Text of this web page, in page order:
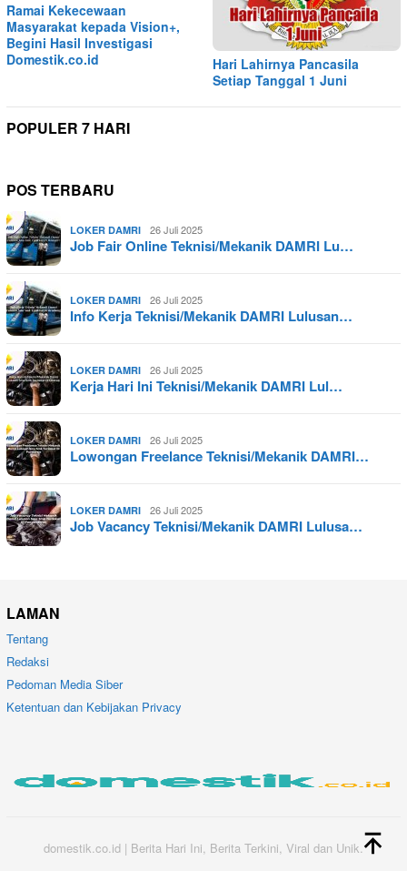
Ramai Kekecewaan
Masyarakat kepada Vision+,
Begini Hasil Investigasi
Domestik.co.id
Hari Lahirnya Pancasila
Setiap Tanggal 1 Juni
POPULER 7 HARI
POS TERBARU
LOKER DAMRI 26 Juli 2025
Job Fair Online Teknisi/Mekanik DAMRI Lu…
LOKER DAMRI 26 Juli 2025
Info Kerja Teknisi/Mekanik DAMRI Lulusan…
LOKER DAMRI 26 Juli 2025
Kerja Hari Ini Teknisi/Mekanik DAMRI Lul…
LOKER DAMRI 26 Juli 2025
Lowongan Freelance Teknisi/Mekanik DAMRI…
LOKER DAMRI 26 Juli 2025
Job Vacancy Teknisi/Mekanik DAMRI Lulusa…
LAMAN
Tentang
Redaksi
Pedoman Media Siber
Ketentuan dan Kebijakan Privacy
domestik.co.id | Berita Hari Ini, Berita Terkini, Viral dan Unik.